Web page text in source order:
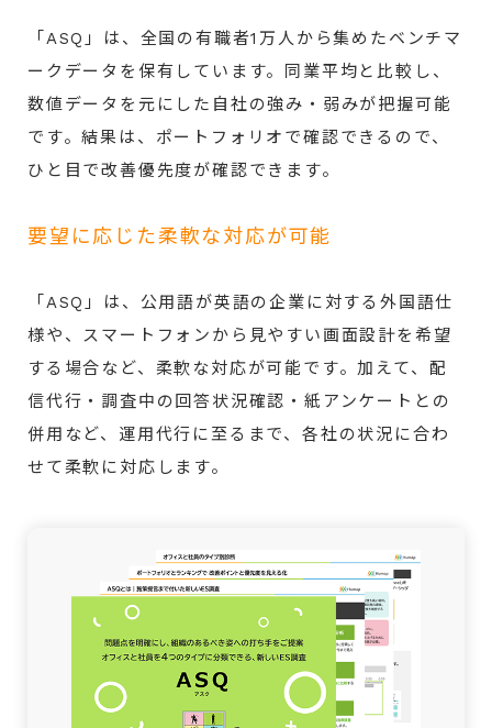
「ASQ」は、全国の有職者1万人から集めたベンチマ
ークデータを保有しています。同業平均と比較し、
数値データを元にした自社の強み・弱みが把握可能
です。結果は、ポートフォリオで確認できるので、
ひと目で改善優先度が確認できます。
要望に応じた柔軟な対応が可能
「ASQ」は、公用語が英語の企業に対する外国語仕
様や、スマートフォンから見やすい画面設計を希望
する場合など、柔軟な対応が可能です。加えて、配
信代行・調査中の回答状況確認・紙アンケートとの
併用など、運用代行に至るまで、各社の状況に合わ
せて柔軟に対応します。